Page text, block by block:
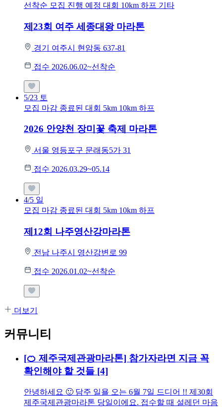
선착순 모집 진행 예정 대회 10km 하프 기타
제23회 여주 세종대왕 마라톤
경기 여주시 현암동 637-81
접수 2026.06.02~선착순
5/23 토
모집 마감 종료된 대회 5km 10km 하프
2026 안양천 장미꽃 축제 마라톤
서울 영등포구 문래동5가 31
접수 2026.03.29~05.14
4/5 일
모집 마감 종료된 대회 5km 10km 하프
제12회 나주영산강마라톤
전남 나주시 영산강변로 99
접수 2026.01.02~선착순
더보기
커뮤니티
[🍊 제주국제관광마라톤] 참가자라면 지금 꼭
확인해야 할 것들 [4]
안녕하세요 🙂 담주 일욜 오는 6월 7일 드디어 !! 제30회
제주국제관광마라톤 당일이에요. 접수할 때 설레던 마음